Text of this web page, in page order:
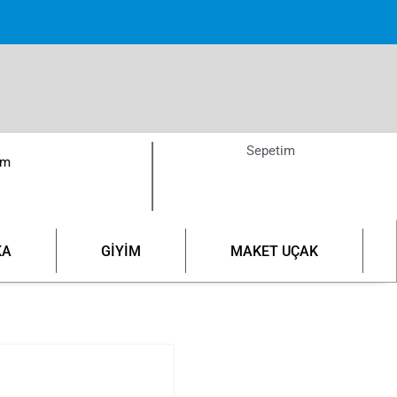
Sepetim
GİYİM MAKET UÇAK